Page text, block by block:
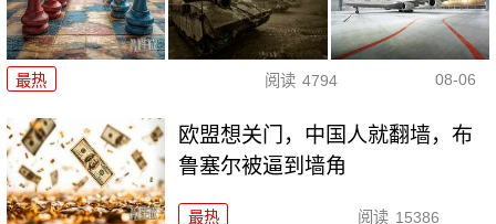
最热 阅读 4794 08-06
欧盟想关门，中国人就翻墙，布
鲁塞尔被逼到墙角
最热 阅读 15386